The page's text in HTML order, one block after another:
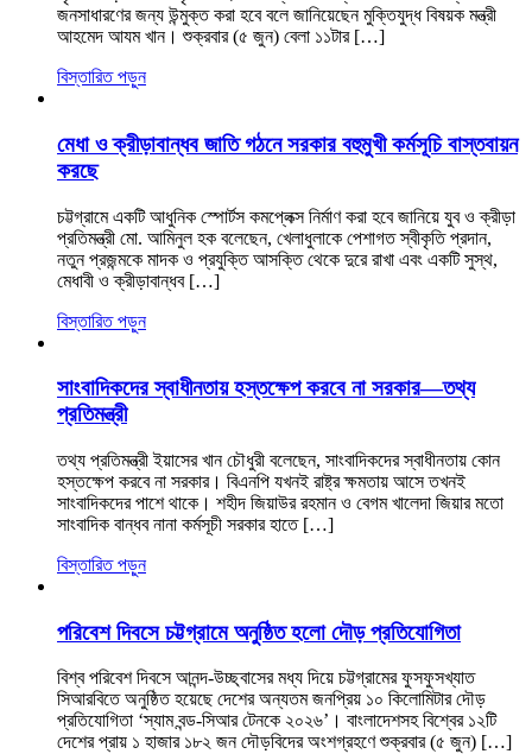
জনসাধারণের জন্য উন্মুক্ত করা হবে বলে জানিয়েছেন মুক্তিযুদ্ধ বিষয়ক মন্ত্রী
আহমেদ আযম খান। শুক্রবার (৫ জুন) বেলা ১১টার […]
বিস্তারিত পড়ুন
মেধা ও ক্রীড়াবান্ধব জাতি গঠনে সরকার বহুমুখী কর্মসূচি বাস্তবায়ন
করছে
চট্টগ্রামে একটি আধুনিক স্পোর্টস কমপ্লেক্স নির্মাণ করা হবে জানিয়ে যুব ও ক্রীড়া
প্রতিমন্ত্রী মো. আমিনুল হক বলেছেন, খেলাধুলাকে পেশাগত স্বীকৃতি প্রদান,
নতুন প্রজন্মকে মাদক ও প্রযুক্তি আসক্তি থেকে দুরে রাখা এবং একটি সুস্থ,
মেধাবী ও ক্রীড়াবান্ধব […]
বিস্তারিত পড়ুন
সাংবাদিকদের স্বাধীনতায় হস্তক্ষেপ করবে না সরকার—তথ্য
প্রতিমন্ত্রী
তথ্য প্রতিমন্ত্রী ইয়াসের খান চৌধুরী বলেছেন, সাংবাদিকদের স্বাধীনতায় কোন
হস্তক্ষেপ করবে না সরকার। বিএনপি যখনই রাষ্ট্র ক্ষমতায় আসে তখনই
সাংবাদিকদের পাশে থাকে। শহীদ জিয়াউর রহমান ও বেগম খালেদা জিয়ার মতো
সাংবাদিক বান্ধব নানা কর্মসূচী সরকার হাতে […]
বিস্তারিত পড়ুন
পরিবেশ দিবসে চট্টগ্রামে অনুষ্ঠিত হলো দৌড় প্রতিযোগিতা
বিশ্ব পরিবেশ দিবসে আনন্দ-উচ্ছ্বাসের মধ্য দিয়ে চট্টগ্রামের ফুসফুসখ্যাত
সিআরবিতে অনুষ্ঠিত হয়েছে দেশের অন্যতম জনপ্রিয় ১০ কিলোমিটার দৌড়
প্রতিযোগিতা ‘স্যাম বন্ড-সিআর টেনকে ২০২৬’। বাংলাদেশসহ বিশ্বের ১২টি
দেশের প্রায় ১ হাজার ১৮২ জন দৌড়বিদের অংশগ্রহণে শুক্রবার (৫ জুন) […]